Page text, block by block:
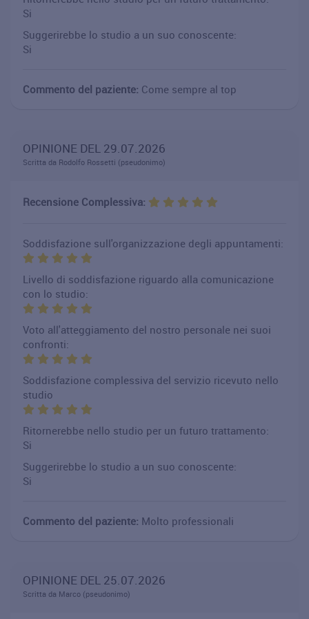
Si
Suggerirebbe lo studio a un suo conoscente:
Si
Commento del paziente: Come sempre al top
OPINIONE DEL 29.07.2026
Scritta da Rodolfo Rossetti (pseudonimo)
Recensione Complessiva:
Soddisfazione sull'organizzazione degli appuntamenti:
Livello di soddisfazione riguardo alla comunicazione
con lo studio:
Voto all'atteggiamento del nostro personale nei suoi
confronti:
Soddisfazione complessiva del servizio ricevuto nello
studio
Ritornerebbe nello studio per un futuro trattamento:
Si
Suggerirebbe lo studio a un suo conoscente:
Si
Commento del paziente: Molto professionali
OPINIONE DEL 25.07.2026
Scritta da Marco (pseudonimo)